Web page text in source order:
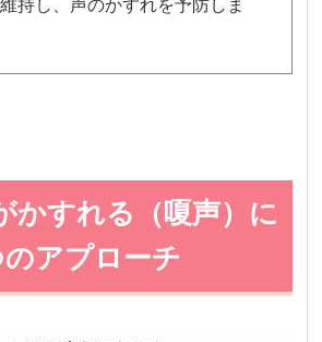
持し、声のかすれを予防しま
かすれる（嗄声）に
アプローチ